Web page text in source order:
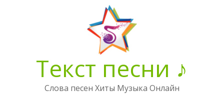
Текст песни ♪
Слова песен Хиты Музыка Онлайн